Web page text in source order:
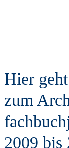
Hier
zum
fachb
2009 bis